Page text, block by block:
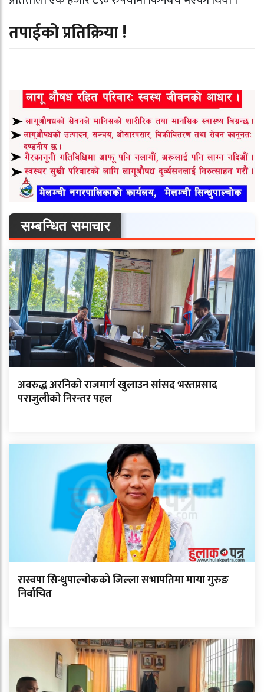
तपाईको प्रतिक्रिया !
सम्बन्धित समाचार
अवरुद्ध अरनिको राजमार्ग खुलाउन सांसद भरतप्रसाद
पराजुलीको निरन्तर पहल
रास्वपा सिन्धुपाल्चोकको जिल्ला सभापतिमा माया गुरुङ
निर्वाचित